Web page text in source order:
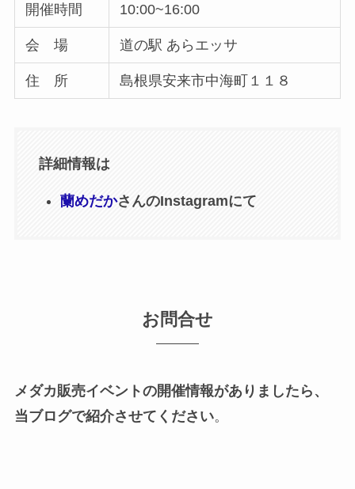
開催時間 10:00~16:00
会 場 道の駅 あらエッサ
住 所 島根県安来市中海町１１８
詳細情報は
蘭めだかさんのInstagramにて
お問合せ
メダカ販売イベントの開催情報がありましたら、
当ブログで紹介させてください。